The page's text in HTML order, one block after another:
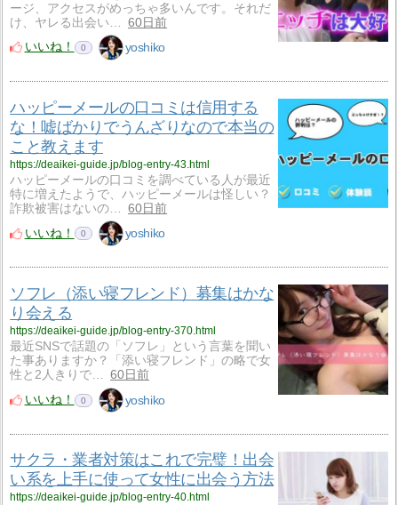
ージ、アクセスがめっちゃ多いんです。それだ
け、ヤレる出会い…
60日前
いいね！
0 yoshiko
ハッピーメールの口コミは信用する
な！嘘ばかりでうんざりなので本当の
こと教えます
https://deaikei-guide.jp/blog-entry-43.html
ハッピーメールの口コミを調べている人が最近
特に増えたようで、ハッピーメールは怪しい？
詐欺被害はないの…
60日前
いいね！
0 yoshiko
ソフレ（添い寝フレンド）募集はかな
り会える
https://deaikei-guide.jp/blog-entry-370.html
最近SNSで話題の「ソフレ」という言葉を聞い
た事ありますか？「添い寝フレンド」の略で女
性と2人きりで…
60日前
いいね！
0 yoshiko
サクラ・業者対策はこれで完璧！出会
い系を上手に使って女性に出会う方法
https://deaikei-guide.jp/blog-entry-40.html